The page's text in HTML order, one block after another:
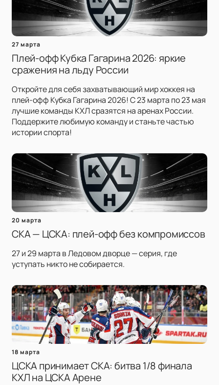
27 марта
Плей-офф Кубка Гагарина 2026: яркие
сражения на льду России
Откройте для себя захватывающий мир хоккея на
плей-офф Кубка Гагарина 2026! С 23 марта по 23 мая
лучшие команды КХЛ сразятся на аренах России.
Поддержите любимую команду и станьте частью
истории спорта!
20 марта
СКА — ЦСКА: плей-офф без компромиссов
27 и 29 марта в Ледовом дворце — серия, где
уступать никто не собирается.
18 марта
ЦСКА принимает СКА: битва 1/8 финала
КХЛ на ЦСКА Арене